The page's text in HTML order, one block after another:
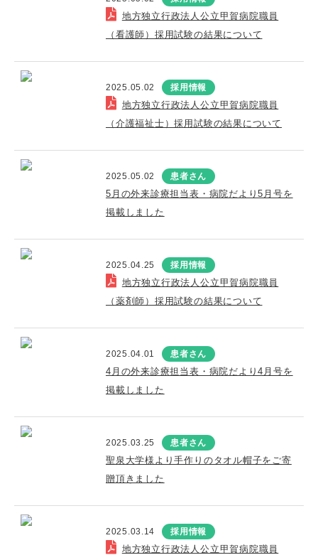
地方独立行政法人公立甲賀病院職員
（看護師）採用試験の結果について
2025.05.02 採用情報
地方独立行政法人公立甲賀病院職員
（介護福祉士）採用試験の結果について
2025.05.02 患者さん
5月の外来診療担当表・病院だより5月号を
掲載しました
2025.04.25 採用情報
地方独立行政法人公立甲賀病院職員
（薬剤師）採用試験の結果について
2025.04.01 患者さん
4月の外来診療担当表・病院だより4月号を
掲載しました
2025.03.25 患者さん
聖泉大学様より手作りのタオル帽子をご寄
贈頂きました
2025.03.14 採用情報
地方独立行政法人公立甲賀病院職員